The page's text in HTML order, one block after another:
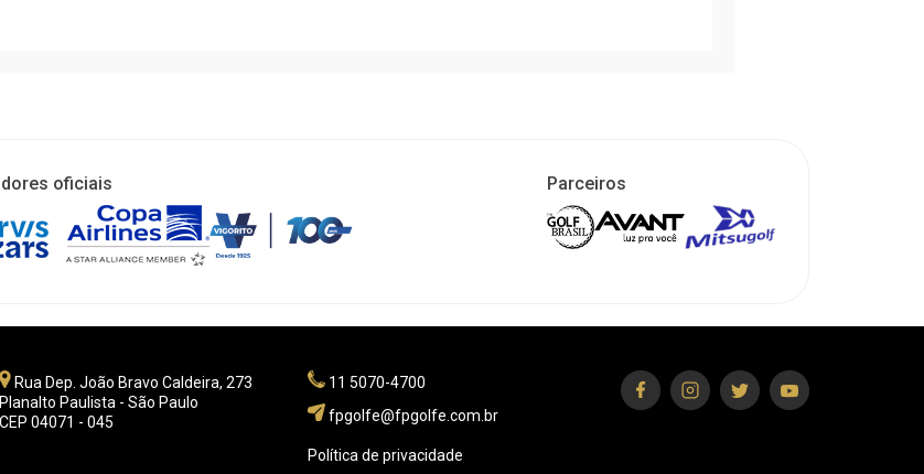
oficiais Parceiros
Rua Dep. João Bravo Caldeira, 273
Planalto Paulista - São Paulo
CEP 04071 - 045
11 5070-4700
fpgolfe@fpgolfe.com.br
Política de privacidade